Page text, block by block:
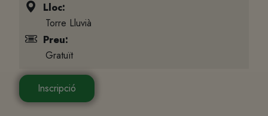
Lloc:
Torre Lluvià
Preu:
Gratuït
Inscripció